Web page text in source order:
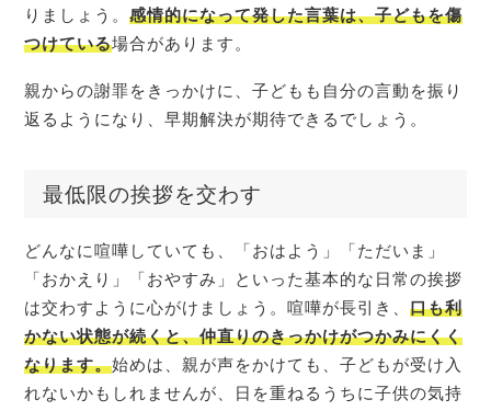
りましょう。感情的になって発した言葉は、子どもを傷
つけている場合があります。
親からの謝罪をきっかけに、子どもも自分の言動を振り
返るようになり、早期解決が期待できるでしょう。
最低限の挨拶を交わす
どんなに喧嘩していても、「おはよう」「ただいま」
「おかえり」「おやすみ」といった基本的な日常の挨拶
は交わすように心がけましょう。喧嘩が長引き、口も利
かない状態が続くと、仲直りのきっかけがつかみにくく
なります。始めは、親が声をかけても、子どもが受け入
れないかもしれませんが、日を重ねるうちに子供の気持